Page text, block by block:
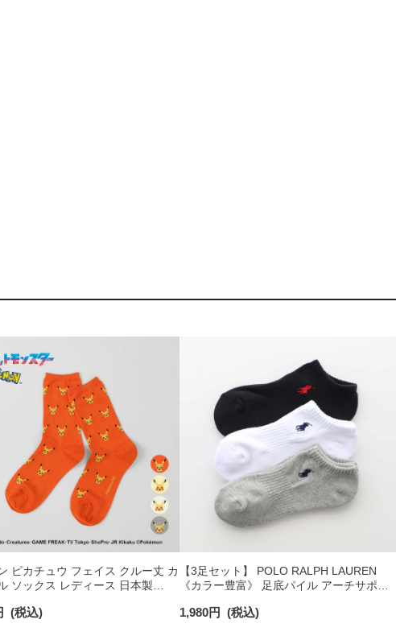
ピカチュウ フェイス クルー丈 カ
ソックス レディース 日本製
(税込)
【3足セット】 POLO RALPH LAUREN
《カラー豊富》 足底パイル アーチサポー
ス レディース 93246602
1,980円 (税込)